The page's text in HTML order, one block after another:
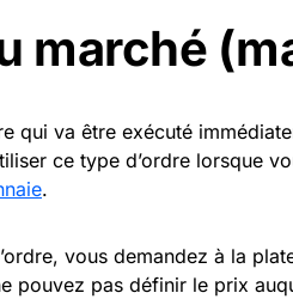
marché
qui va être exécuté
ce type d’ordre lorsque
.
vous demandez à la
pouvez pas définir le prix